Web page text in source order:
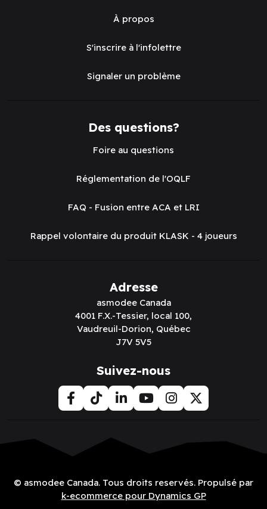
À propos
S'inscrire à l'infolettre
Signaler un problème
Des questions?
Foire au questions
Réglementation de l'OQLF
FAQ - Fusion entre ACA et LRI
Rappel volontaire du produit KLASK - 4 joueurs
Adresse
asmodee Canada
4001 F.X.-Tessier, local 100,
Vaudreuil-Dorion, Québec
J7V 5V5
Suivez-nous
© asmodee Canada. Tous droits reservés. Propulsé par
k-ecommerce pour Dynamics GP